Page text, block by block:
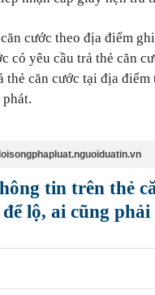
cước theo địa điểm
có yêu cầu trả thẻ căn
thẻ căn cước tại địa
tin trên thẻ
lộ, ai cũng